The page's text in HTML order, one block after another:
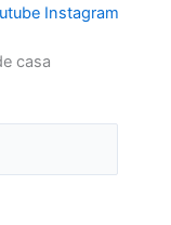
Instagram
casa